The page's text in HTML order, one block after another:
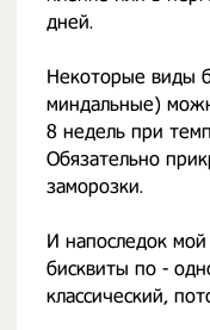
дней.
Некоторые виды
миндальные)
8 недель при
Обязательно
заморозки.
И напоследок
бисквиты по -
классический,